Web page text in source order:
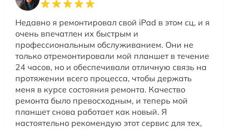
Недавно я ремонтировал свой iPad в этом сц, и я
очень впечатлен их быстрым и
профессиональным обслуживанием. Они не
только отремонтировали мой планшет в течение
24 часов, но и обеспечивали отличную связь на
протяжении всего процесса, чтобы держать
меня в курсе состояния ремонта. Качество
ремонта было превосходным, и теперь мой
планшет снова работает как новый. Я
настоятельно рекомендую этот сервис для тех,